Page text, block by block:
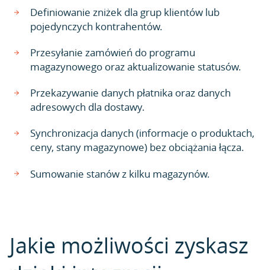
Definiowanie zniżek dla grup klientów lub
pojedynczych kontrahentów.
Przesyłanie zamówień do programu
magazynowego oraz aktualizowanie statusów.
Przekazywanie danych płatnika oraz danych
adresowych dla dostawy.
Synchronizacja danych (informacje o produktach,
ceny, stany magazynowe) bez obciążania łącza.
Sumowanie stanów z kilku magazynów.
Jakie możliwości zyskasz